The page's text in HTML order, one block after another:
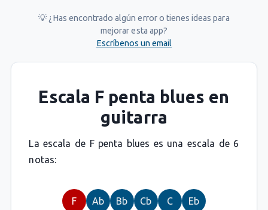
💡 ¿Has encontrado algún error o tienes ideas para
mejorar esta app?
Escríbenos un email
Escala F penta blues en
guitarra
La escala de F penta blues es una escala de 6
notas:
F Ab Bb Cb C Eb